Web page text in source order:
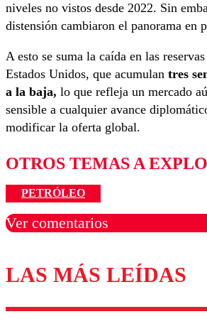
niveles no vistos desde 2022. Sin
distensión cambiaron el panorama en
A esto se suma la caída en las
Estados Unidos, que acumulan tres
a la baja, lo que refleja un mercado
sensible a cualquier avance
modificar la oferta global.
OTROS TEMAS A
PETRÓLEO
Ver comentarios
Los comentarios son moderados
diálogo respetuoso.
Nombre
LAS MÁS LEÍDAS